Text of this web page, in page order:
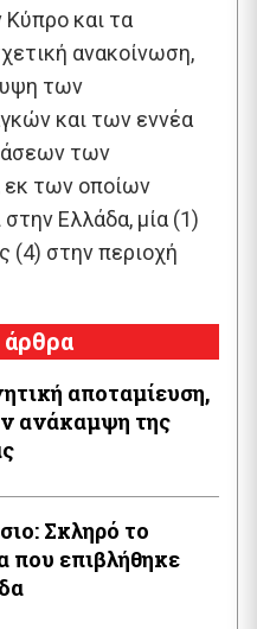
και τα
ανακοίνωση,
των
και των εννέα
των
εκ των οποίων
Ελλάδα, μία (1)
(4) στην περιοχή
άρθρα
αποταμίευση,
ανάκαμψη της
Σκληρό το
που επιβλήθηκε